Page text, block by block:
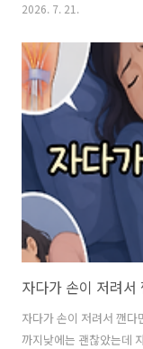
오십견 아닐까?”라고 생
어깨 통증은 오십견뿐
인으로 생길 수 있습니다
프고 팔을 움직이기 불편
은 어떤 차이가 있을까
니다어깨는 우리 몸에서
2026. 7. 21.
자다가 손이 저려서 깬다
까지낮에는 괜찮았는데